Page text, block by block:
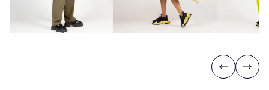
Previous
Next